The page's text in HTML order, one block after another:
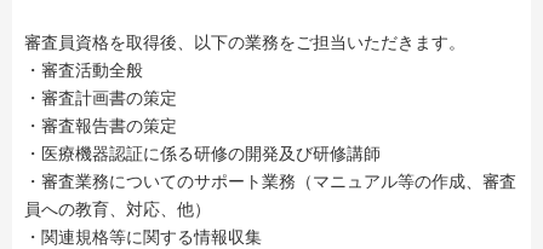
審査員資格を取得後、以下の業務をご担当いただきます。
・審査活動全般
・審査計画書の策定
・審査報告書の策定
・医療機器認証に係る研修の開発及び研修講師
・審査業務についてのサポート業務（マニュアル等の作成、審査
員への教育、対応、他）
・関連規格等に関する情報収集